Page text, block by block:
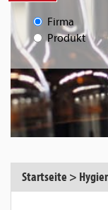
Firma
Produkt
Startseite >